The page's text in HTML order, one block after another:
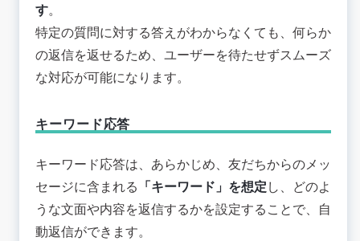
す。
特定の質問に対する答えがわからなくても、何らか
の返信を返せるため、ユーザーを待たせずスムーズ
な対応が可能になります。
キーワード応答
キーワード応答は、あらかじめ、友だちからのメッ
セージに含まれる 「キーワード」を想定 し、どのよ
うな文面や内容を返信するかを設定することで、自
動返信ができます。